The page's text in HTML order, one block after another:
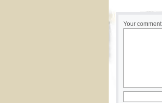
Your comment